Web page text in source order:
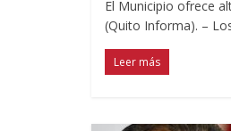
El Municipio ofrece
(Quito Informa). –
Leer más